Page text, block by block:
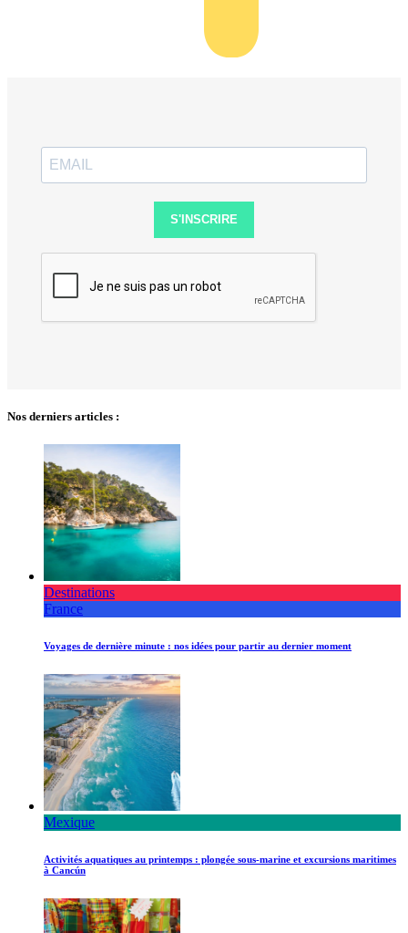
S'INSCRIRE
Nos derniers articles :
Destinations
France
Voyages de dernière minute : nos idées pour partir au dernier moment
Mexique
Activités aquatiques au printemps : plongée sous-marine et excursions maritimes
à Cancún